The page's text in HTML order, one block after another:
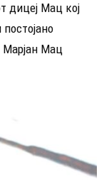
дицеј Мац кој
Марјан Мац